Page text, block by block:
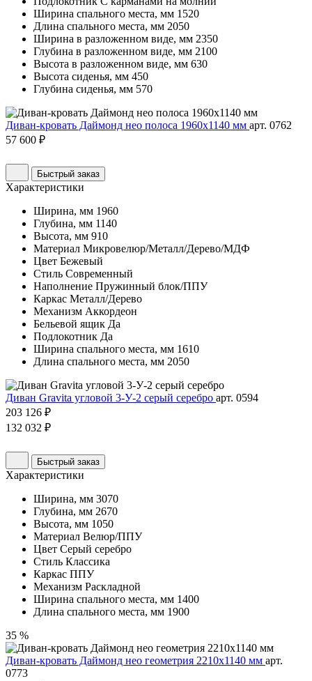
Ширина спального места, мм 1520
Длина спального места, мм 2050
Ширина в разложенном виде, мм 2350
Глубина в разложенном виде, мм 2100
Высота в разложенном виде, мм 630
Высота сиденья, мм 450
Глубина сиденья, мм 570
Диван-кровать Даймонд нео полоса 1960х1140 мм арт. 0762
57 600 ₽
Быстрый заказ
Характеристики
Ширина, мм 1960
Глубина, мм 1140
Высота, мм 910
Материал Микровелюр/Металл/Дерево/МДФ
Цвет Бежевый
Стиль Современный
Наполнение Пружинный блок/ППУ
Каркас Металл/Дерево
Механизм Аккордеон
Бельевой ящик Да
Подлокотник Да
Ширина спального места, мм 1610
Длина спального места, мм 2050
Диван Gravita угловой 3-У-2 серый серебро арт. 0594
203 126 ₽
132 032 ₽
Быстрый заказ
Характеристики
Ширина, мм 3070
Глубина, мм 2670
Высота, мм 1050
Материал Велюр/ППУ
Цвет Серый серебро
Стиль Классика
Каркас ППУ
Механизм Раскладной
Ширина спального места, мм 1400
Длина спального места, мм 1900
35 %
Диван-кровать Даймонд нео геометрия 2210х1140 мм арт.
0773